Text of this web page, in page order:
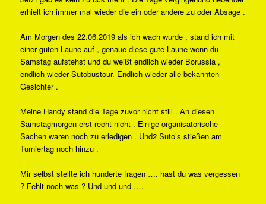
erhielt ich immer mal wieder die ein oder andere zu oder Absage .
Am Morgen des 22.06.2019 als ich wach wurde , stand ich mit
einer guten Laune auf , genaue diese gute Laune wenn du
Samstag aufstehst und du weißt endlich wieder Borussia ,
endlich wieder Sutobustour. Endlich wieder alle bekannten
Gesichter .
Meine Handy stand die Tage zuvor nicht still . An diesen
Samstagmorgen erst recht nicht . Einige organisatorische
Sachen waren noch zu erledigen . Und2 Suto’s stießen am
Turniertag noch hinzu .
Mir selbst stellte ich hunderte fragen …. hast du was vergessen
? Fehlt noch was ? Und und und ….